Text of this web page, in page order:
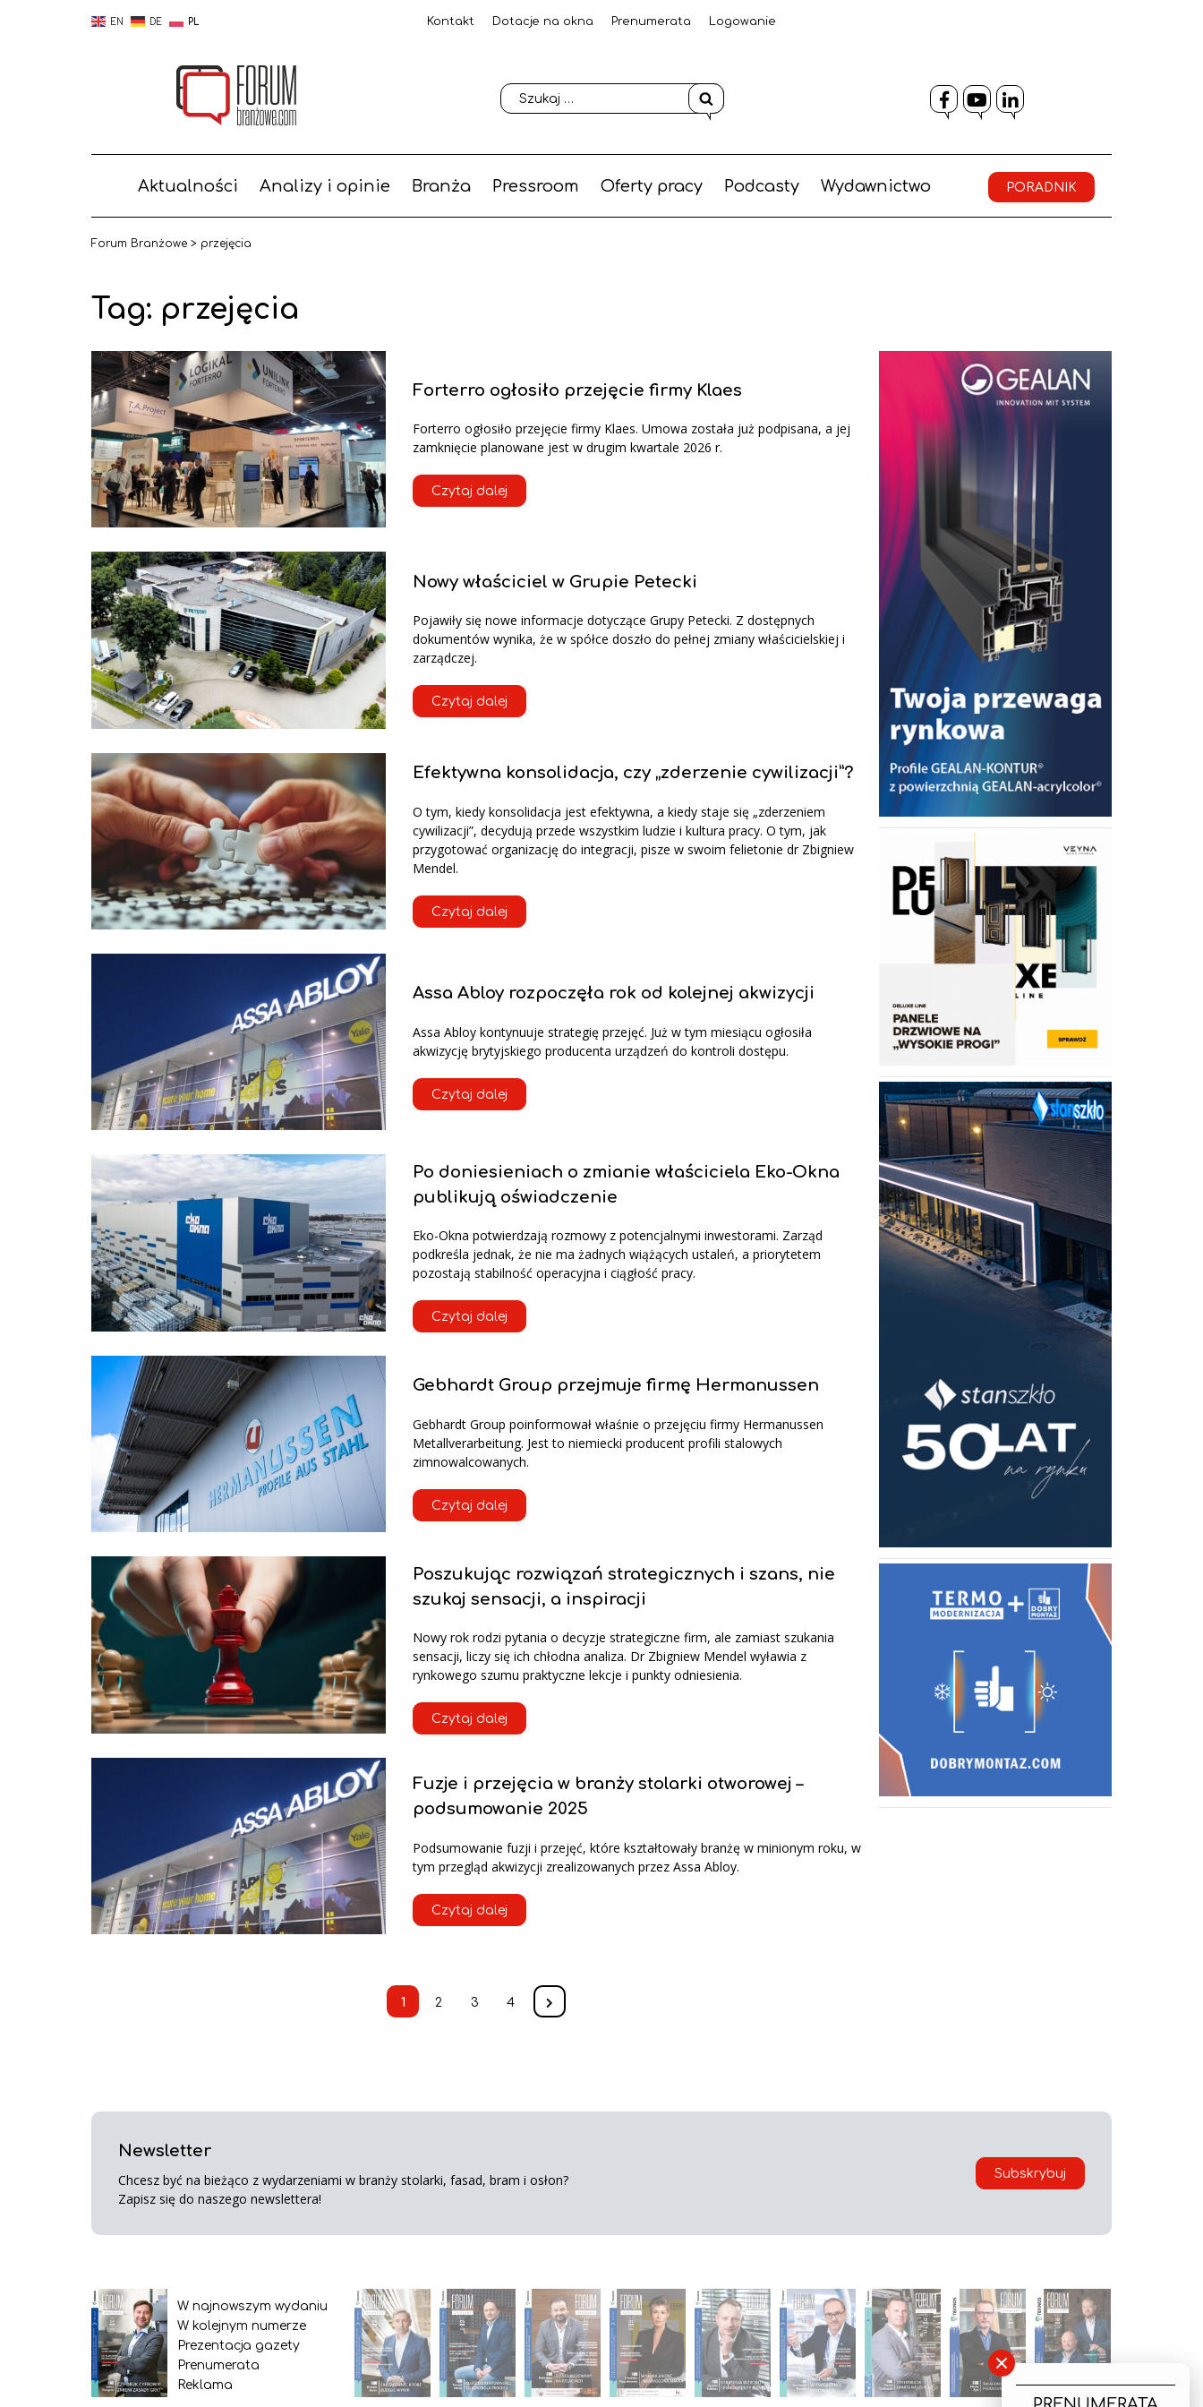
EN DE PL Kontakt Dotacje na okna Prenumerata Logowanie
Facebook
YouTube
LinkedIn
Aktualności Analizy i opinie Branża Pressroom Oferty pracy Podcasty Wydawnictwo PORADNIK
Forum Branżowe > przejęcia
Tag: przejęcia
Forterro ogłosiło przejęcie firmy Klaes
Forterro ogłosiło przejęcie firmy Klaes. Umowa została już podpisana, a jej
zamknięcie planowane jest w drugim kwartale 2026 r.
Czytaj dalej
Nowy właściciel w Grupie Petecki
Pojawiły się nowe informacje dotyczące Grupy Petecki. Z dostępnych
dokumentów wynika, że w spółce doszło do pełnej zmiany właścicielskiej i
zarządczej.
Czytaj dalej
Efektywna konsolidacja, czy „zderzenie cywilizacji”?
O tym, kiedy konsolidacja jest efektywna, a kiedy staje się „zderzeniem
cywilizacji”, decydują przede wszystkim ludzie i kultura pracy. O tym, jak
przygotować organizację do integracji, pisze w swoim felietonie dr Zbigniew
Mendel.
Czytaj dalej
Assa Abloy rozpoczęła rok od kolejnej akwizycji
Assa Abloy kontynuuje strategię przejęć. Już w tym miesiącu ogłosiła
akwizycję brytyjskiego producenta urządzeń do kontroli dostępu.
Czytaj dalej
Po doniesieniach o zmianie właściciela Eko-Okna
publikują oświadczenie
Eko-Okna potwierdzają rozmowy z potencjalnymi inwestorami. Zarząd
podkreśla jednak, że nie ma żadnych wiążących ustaleń, a priorytetem
pozostają stabilność operacyjna i ciągłość pracy.
Czytaj dalej
Gebhardt Group przejmuje firmę Hermanussen
Gebhardt Group poinformował właśnie o przejęciu firmy Hermanussen
Metallverarbeitung. Jest to niemiecki producent profili stalowych
zimnowalcowanych.
Czytaj dalej
Poszukując rozwiązań strategicznych i szans, nie
szukaj sensacji, a inspiracji
Nowy rok rodzi pytania o decyzje strategiczne firm, ale zamiast szukania
sensacji, liczy się ich chłodna analiza. Dr Zbigniew Mendel wyławia z
rynkowego szumu praktyczne lekcje i punkty odniesienia.
Czytaj dalej
Fuzje i przejęcia w branży stolarki otworowej –
podsumowanie 2025
Podsumowanie fuzji i przejęć, które kształtowały branżę w minionym roku, w
tym przegląd akwizycji zrealizowanych przez Assa Abloy.
Czytaj dalej
1 2 3 4
Newsletter
Chcesz być na bieżąco z wydarzeniami w branży stolarki, fasad, bram i osłon?
Zapisz się do naszego newslettera!
Subskrybuj
W najnowszym wydaniu
W kolejnym numerze
Prezentacja gazety
Prenumerata
Reklama
×